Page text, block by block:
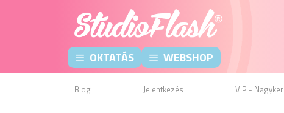
OKTATÁS WEBSHOP
Blog Jelentkezés VIP - Nagyker